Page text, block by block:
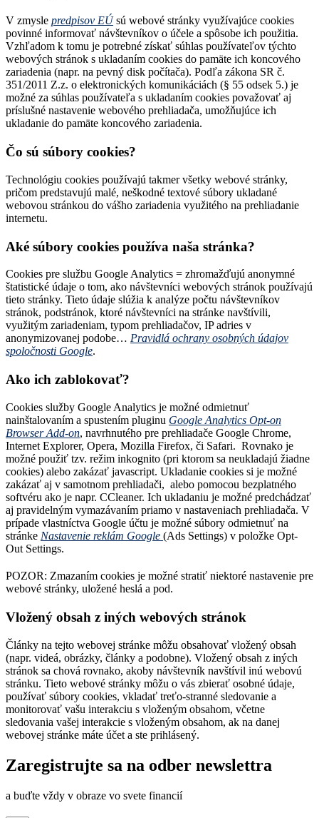
V zmysle predpisov EÚsú webové stránky využívajúce cookies
povinné informovať návštevníkov o účele a spôsobe ich použitia.
Vzhľadom k tomu je potrebné získať súhlas používateľov týchto
webových stránok s ukladaním cookies do pamäte ich koncového
zariadenia (napr. na pevný disk počítača). Podľa zákona SR č.
351/2011 Z.z. o elektronických komunikáciách (§ 55 odsek 5.) je
možné za súhlas používateľa s ukladaním cookies považovať aj
príslušné nastavenie webového prehliadača, umožňujúce ich
ukladanie do pamäte koncového zariadenia.
Čo sú súbory cookies?
Technológiu cookies používajú takmer všetky webové stránky,
pričom predstavujú malé, neškodné textové súbory ukladané
webovou stránkou do vášho zariadenia využitého na prehliadanie
internetu.
Aké súbory cookies používa naša stránka?
Cookies pre službu Google Analytics = zhromažďujú anonymné
štatistické údaje o tom, ako návštevníci webových stránok používajú
tieto stránky. Tieto údaje slúžia k analýze počtu návštevníkov
stránok, podstránok, ktoré návštevníci na stránke navštívili,
využitým zariadeniam, typom prehliadačov, IP adries v
anonymizovanej podobe… Pravidlá ochrany osobných údajov
spoločnosti Google.
Ako ich zablokovať?
Cookies služby Google Analytics je možné odmietnuť
nainštalovaním a spustením pluginu Google Analytics Opt-on
Browser Add-on, navrhnutého pre prehliadače Google Chrome,
Internet Explorer, Opera, Mozilla Firefox, či Safari. Rovnako je
možné použiť tzv. režim inkognito (pri ktorom sa neukladajú žiadne
cookies) alebo zakázať javascript. Ukladanie cookies si je možné
zakázať aj v samotnom prehliadači, alebo pomocou bezplatného
softvéru ako je napr. CCleaner. Ich ukladaniu je možné predchádzať
aj pravidelným vymazávaním priamo v nastaveniach prehliadača. V
prípade vlastníctva Google účtu je možné súbory odmietnuť na
stránke Nastavenie reklám Google (Ads Settings) v položke Opt-
Out Settings.
POZOR: Zmazaním cookies je možné stratiť niektoré nastavenie pre
webové stránky, uložené heslá a pod.
Vložený obsah z iných webových stránok
Články na tejto webovej stránke môžu obsahovať vložený obsah
(napr. videá, obrázky, články a podobne). Vložený obsah z iných
stránok sa chová rovnako, akoby návštevník navštívil inú webovú
stránku. Tieto webové stránky môžu o vás zbierať osobné údaje,
používať súbory cookies, vkladať treťo-stranné sledovanie a
monitorovať vašu interakciu s vloženým obsahom, včetne
sledovania vašej interakcie s vloženým obsahom, ak na danej
webovej stránke máte účet a ste prihlásený.
Zaregistrujte sa na odber newslettra
a buďte vždy v obraze vo svete financií